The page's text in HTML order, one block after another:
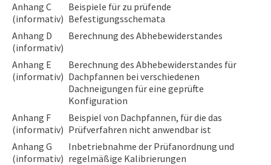
Anhang C
(informativ)
Beispiele für zu prüfende
Befestigungsschemata
Anhang D
(informativ)
Berechnung des Abhebewiderstandes
Anhang E
(informativ)
Berechnung des Abhebewiderstandes für
Dachpfannen bei verschiedenen
Dachneigungen für eine geprüfte
Konfiguration
Anhang F
(informativ)
Beispiel von Dachpfannen, für die das
Prüfverfahren nicht anwendbar ist
Anhang G
(informativ)
Inbetriebnahme der Prüfanordnung und
regelmäßige Kalibrierungen